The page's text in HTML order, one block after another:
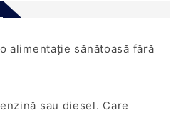
alimentație sănătoasă fără
sau diesel. Care